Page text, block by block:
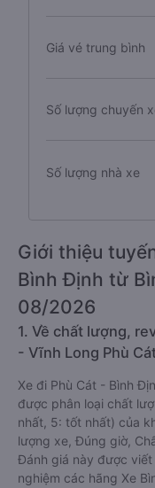
Giá vé trung bình
Số lượng chuyến
Số lượng nhà xe
Giới thiệu
Bình Định từ
08/2026
1. Về chất lượng,
- Vĩnh Long Phù
Xe đi Phù Cát - Bình
được phân loại chất
nhất, 5: tốt nhất) của
lượng xe, Đúng giờ,
Đánh giá này được
nghiệm các hãng Xe